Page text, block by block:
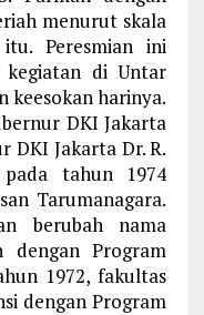
menurut skala
Peresmian ini
kegiatan di Untar
keesokan harinya.
DKI Jakarta
DKI Jakarta Dr. R.
tahun 1974
Tarumanagara.
berubah nama
dengan Program
1972, fakultas
dengan Program